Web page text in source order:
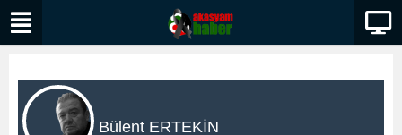
Bülent ERTEKİN